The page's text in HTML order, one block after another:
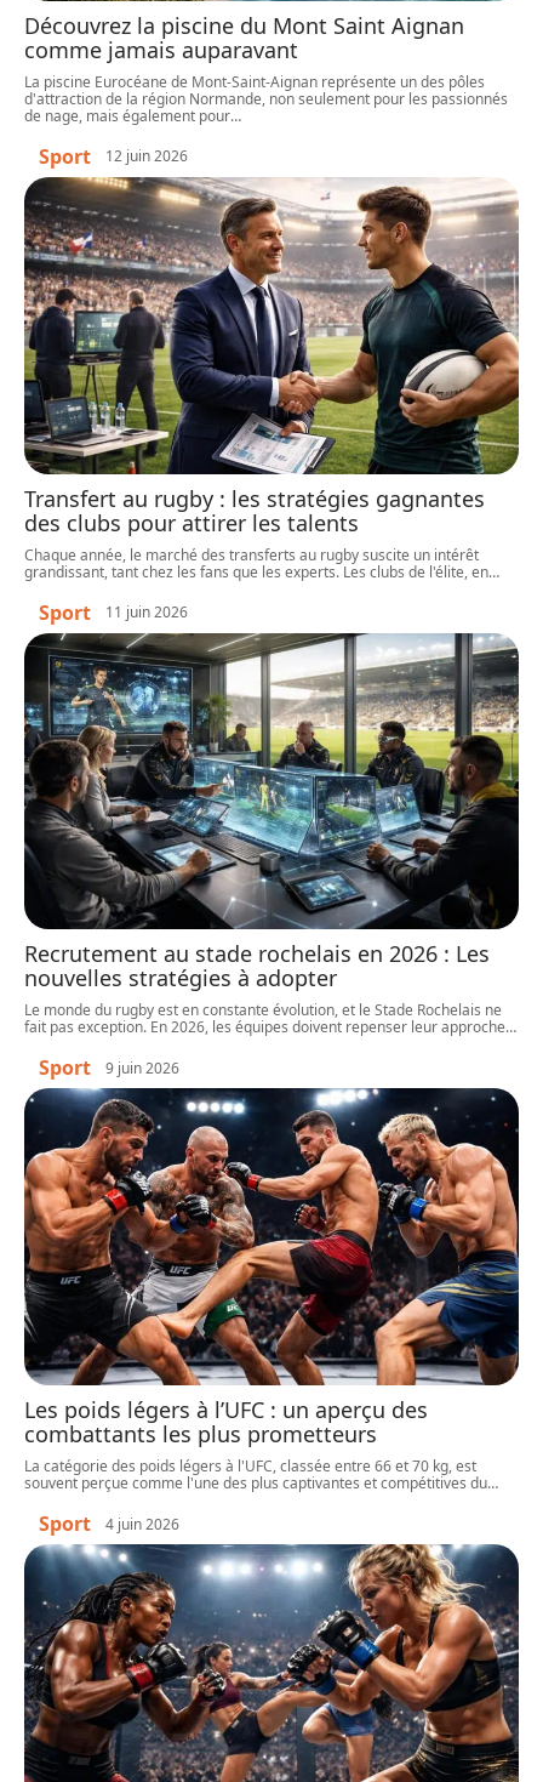
Découvrez la piscine du Mont Saint Aignan
comme jamais auparavant
La piscine Eurocéane de Mont-Saint-Aignan représente un des pôles
d'attraction de la région Normande, non seulement pour les passionnés
de nage, mais également pour…
Sport 12 juin 2026
Transfert au rugby : les stratégies gagnantes
des clubs pour attirer les talents
Chaque année, le marché des transferts au rugby suscite un intérêt
grandissant, tant chez les fans que les experts. Les clubs de l'élite, en…
Sport 11 juin 2026
Recrutement au stade rochelais en 2026 : Les
nouvelles stratégies à adopter
Le monde du rugby est en constante évolution, et le Stade Rochelais ne
fait pas exception. En 2026, les équipes doivent repenser leur approche…
Sport 9 juin 2026
Les poids légers à l’UFC : un aperçu des
combattants les plus prometteurs
La catégorie des poids légers à l'UFC, classée entre 66 et 70 kg, est
souvent perçue comme l'une des plus captivantes et compétitives du…
Sport 4 juin 2026